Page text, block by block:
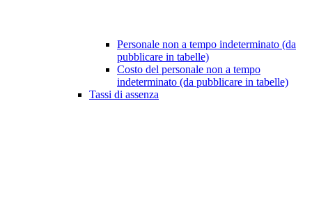
Personale non a tempo indeterminato (da
pubblicare in tabelle)
Costo del personale non a tempo
indeterminato (da pubblicare in tabelle)
Tassi di assenza